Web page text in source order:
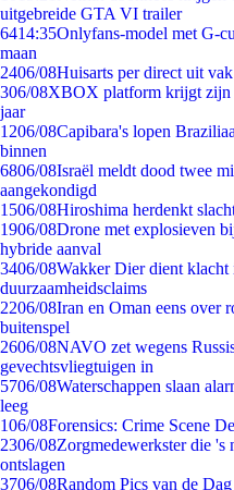
uitgebreide GTA VI trailer
6414:35Onlyfans-model met G-
maan
2406/08Huisarts per direct uit
306/08XBOX platform krijgt zijn
jaar
1206/08Capibara's lopen
binnen
6806/08Israël meldt dood twee
aangekondigd
1506/08Hiroshima herdenkt
1906/08Drone met explosieven
hybride aanval
3406/08Wakker Dier dient klacht
duurzaamheidsclaims
2206/08Iran en Oman eens over
buitenspel
2606/08NAVO zet wegens
gevechtsvliegtuigen in
5706/08Waterschappen slaan
leeg
106/08Forensics: Crime Scene
2306/08Zorgmedewerkster die 's
ontslagen
3706/08Random Pics van de